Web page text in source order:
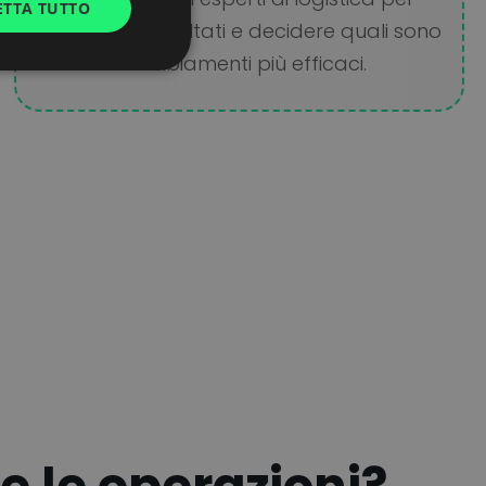
esaminare i risultati e decidere quali sono
i cambiamenti più efficaci.
UKRAINIAN
FRENCH
TUTTO